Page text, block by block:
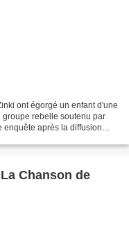
ont égorgé un enfant d'une
rebelle soutenu par
enquête après la diffusion
Chanson de